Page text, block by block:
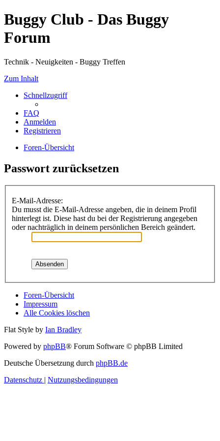
Buggy Club - Das Buggy
Forum
Technik - Neuigkeiten - Buggy Treffen
Zum Inhalt
Schnellzugriff
FAQ
Anmelden
Registrieren
Foren-Übersicht
Passwort zurücksetzen
E-Mail-Adresse:
Du musst die E-Mail-Adresse angeben, die in deinem Profil
hinterlegt ist. Diese hast du bei der Registrierung angegeben
oder nachträglich in deinem persönlichen Bereich geändert.
Foren-Übersicht
Impressum
Alle Cookies löschen
Flat Style by Ian Bradley
Powered by phpBB® Forum Software © phpBB Limited
Deutsche Übersetzung durch phpBB.de
Datenschutz | Nutzungsbedingungen